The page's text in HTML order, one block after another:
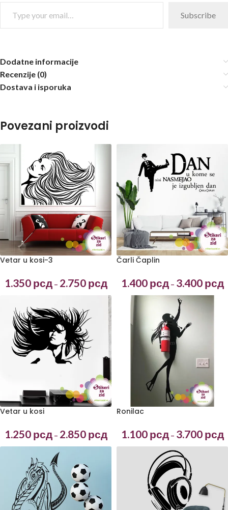
Subscribe
Dodatne informacije
Recenzije (0)
Dostava i isporuka
Povezani proizvodi
Vetar u kosi-3
1.350 рсд – 2.750 рсд
Čarli Čaplin
1.400 рсд – 3.400 рсд
Vetar u kosi
1.250 рсд – 2.850 рсд
Ronilac
1.100 рсд – 3.700 рсд